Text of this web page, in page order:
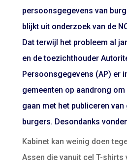
persoonsgegevens van
blijkt uit onderzoek van de
Dat terwijl het probleem al
en de toezichthouder
Persoonsgegevens (AP) er
gemeenten op aandrong
gaan met het publiceren van
burgers. Desondanks
Kabinet kan weinig doen
Assen die vanuit cel T-shirts